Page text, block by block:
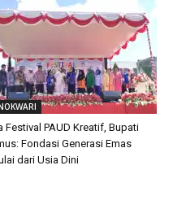
Festival PAUD Kreatif, Bupati
Fondasi Generasi Emas
dari Usia Dini